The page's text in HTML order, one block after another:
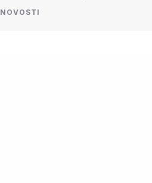
NOVOSTI